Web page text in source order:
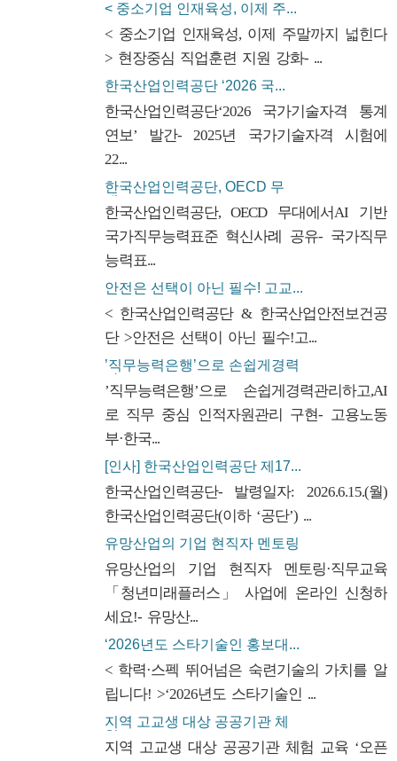
< 중소기업 인재육성, 이제 주...
< 중소기업 인재육성, 이제 주말까지 넓힌다
> 현장중심 직업훈련 지원 강화- ...
한국산업인력공단 ‘2026 국...
한국산업인력공단‘2026 국가기술자격 통계
연보’ 발간- 2025년 국가기술자격 시험에
22...
한국산업인력공단, OECD 무
대...
한국산업인력공단, OECD 무대에서AI 기반
국가직무능력표준 혁신사례 공유- 국가직무
능력표...
안전은 선택이 아닌 필수! 고교...
< 한국산업인력공단 & 한국산업안전보건공
단 >안전은 선택이 아닌 필수!고...
’직무능력은행’으로 손쉽게경력
관...
’직무능력은행’으로 손쉽게경력관리하고,AI
로 직무 중심 인적자원관리 구현- 고용노동
부·한국...
[인사] 한국산업인력공단 제17...
한국산업인력공단- 발령일자: 2026.6.15.(월)
한국산업인력공단(이하 ‘공단’) ...
유망산업의 기업 현직자 멘토링
유망산업의 기업 현직자 멘토링·직무교육
「청년미래플러스」 사업에 온라인 신청하
세요!- 유망산...
‘2026년도 스타기술인 홍보대...
< 학력·스펙 뛰어넘은 숙련기술의 가치를 알
립니다! >‘2026년도 스타기술인 ...
지역 고교생 대상 공공기관 체
험...
지역 고교생 대상 공공기관 체험 교육 ‘오픈